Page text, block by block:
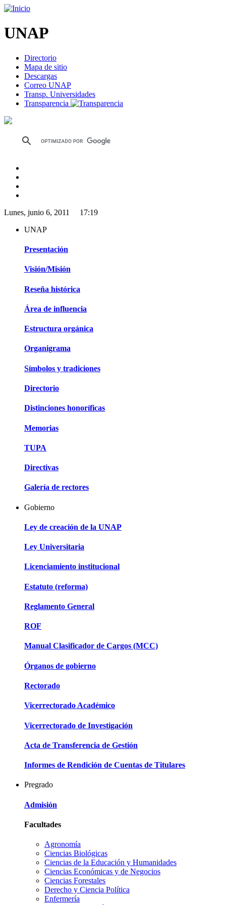
UNAP
Directorio
Mapa de sitio
Descargas
Correo UNAP
Transp. Universidades
Transparencia
Lunes, junio 6, 2011 17:19
UNAP
Presentación
Visión/Misión
Reseña histórica
Área de influencia
Estructura orgánica
Organigrama
Símbolos y tradiciones
Directorio
Distinciones honoríficas
Memorias
TUPA
Directivas
Galería de rectores
Gobierno
Ley de creación de la UNAP
Ley Universitaria
Licenciamiento institucional
Estatuto (reforma)
Reglamento General
ROF
Manual Clasificador de Cargos (MCC)
Órganos de gobierno
Rectorado
Vicerrectorado Académico
Vicerrectorado de Investigación
Acta de Transferencia de Gestión
Informes de Rendición de Cuentas de Titulares
Pregrado
Admisión
Facultades
Agronomía
Ciencias Biológicas
Ciencias de la Educación y Humanidades
Ciencias Económicas y de Negocios
Ciencias Forestales
Derecho y Ciencia Política
Enfermería